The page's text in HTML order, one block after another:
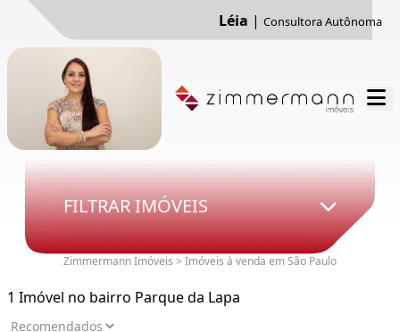
Léia | Consultora Autônoma
FILTRAR IMÓVEIS
Zimmermann Imóveis > Imóveis à venda em São Paulo
1 Imóvel no bairro Parque da Lapa